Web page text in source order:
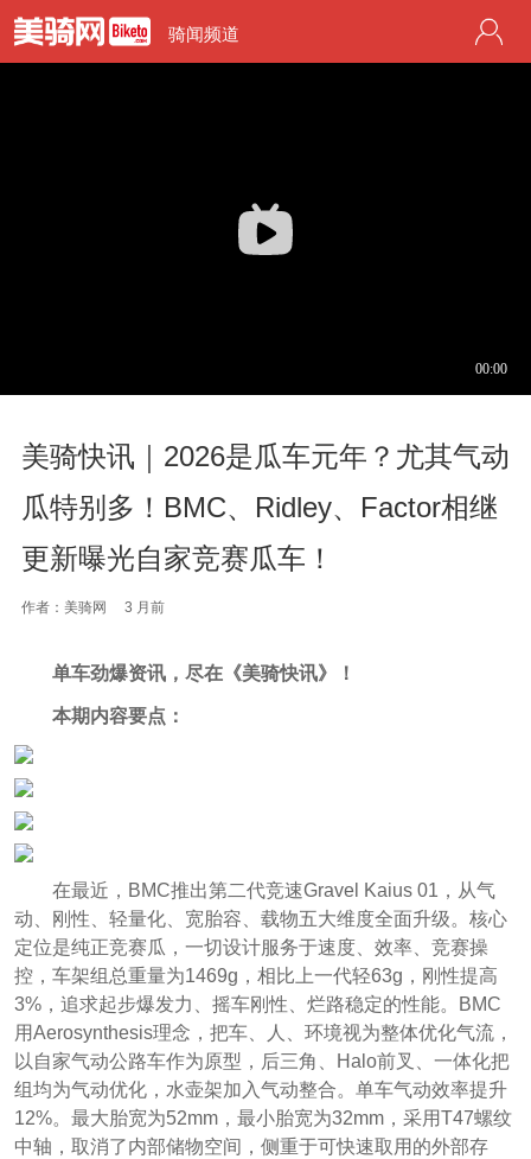
骑闻频道
美骑快讯｜2026是瓜车元年？尤其气动
瓜特别多！BMC、Ridley、Factor相继
更新曝光自家竞赛瓜车！
作者：美骑网 3 月前
单车劲爆资讯，尽在《美骑快讯》！
本期内容要点：
在最近，BMC推出第二代竞速Gravel Kaius 01，从气
动、刚性、轻量化、宽胎容、载物五大维度全面升级。核心
定位是纯正竞赛瓜，一切设计服务于速度、效率、竞赛操
控，车架组总重量为1469g，相比上一代轻63g，刚性提高
3%，追求起步爆发力、摇车刚性、烂路稳定的性能。BMC
用Aerosynthesis理念，把车、人、环境视为整体优化气流，
以自家气动公路车作为原型，后三角、Halo前叉、一体化把
组均为气动优化，水壶架加入气动整合。单车气动效率提升
12%。最大胎宽为52mm，最小胎宽为32mm，采用T47螺纹
中轴，取消了内部储物空间，侧重于可快速取用的外部存